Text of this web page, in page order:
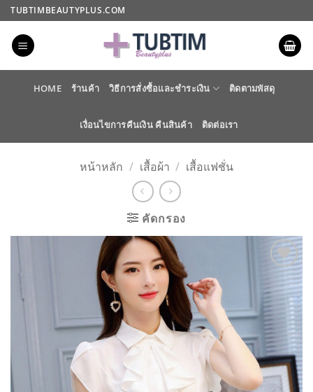
ข้าม
ไป
เนื้อหา
TUBTIMBEAUTYPLUS.COM
HOME ร้านค้า วิธีการสั่งซื้อและชำระเงิน ติดตามพัสดุ
เงื่อนไขการคืนเงิน คืนสินค้า ติดต่อเรา
หน้าหลัก / เสื้อผ้า / เสื้อแฟชั่น
คัดกรอง
ADD TO
WISHLIST